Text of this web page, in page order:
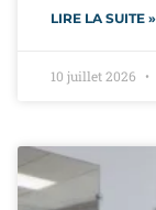
LIRE LA SUITE »
10 juillet 2026